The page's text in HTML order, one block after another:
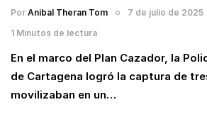
Por Anibal Theran Tom
7 de julio de 2025
1 Minutos de lectura
En el marco del Plan Cazador, la
de Cartagena logró la captura de
movilizaban en un…